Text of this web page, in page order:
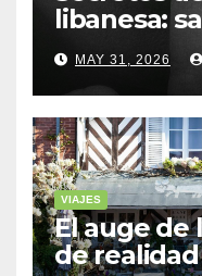
libanesa:
cuentan
MAY 31, 2026
VIAJES
El auge de
de